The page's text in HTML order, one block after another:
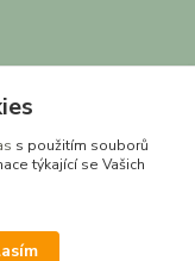
s použitím souborů
týkající se Vašich